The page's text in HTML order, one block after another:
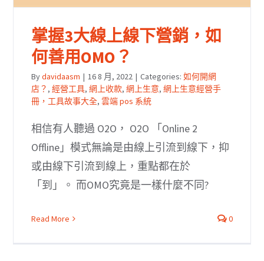
掌握3大線上線下營銷，如
何善用OMO？
Bydavidaasm | 16 8 月, 2022 | Categories:如何開網
店？ ,經營工具,網上收款,網上生意,網上生意經營手
冊，工具故事大全,雲端 pos 系統
相信有人聽過 O2O， O2O 「Online 2
Offline」模式無論是由線上引流到線下，抑
或由線下引流到線上，重點都在於
「到」。 而OMO究竟是一樣什麼不同?
Read More 0